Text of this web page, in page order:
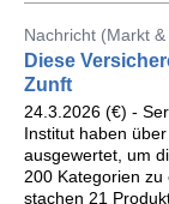
Nachricht (Markt &
Diese
Zunft
24.3.2026 (€) -
Institut haben
ausgewertet, um
200 Kategorien
stachen 21